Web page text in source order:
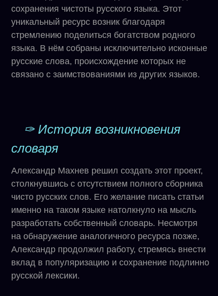
сохранения чистоты русского языка. Этот
уникальный ресурс возник благодаря
стремлению поделиться богатством родного
языка. В нём собраны исключительно исконные
русские слова, происхождение которых не
связано с заимствованиями из других языков.
✑ История возникновения
словаря
Александр Махнев решил создать этот проект,
столкнувшись с отсутствием полного сборника
чисто русских слов. Его желание писать статьи
именно на таком языке натолкнуло на мысль
разработать собственный словарь. Несмотря
на обнаружение аналогичного ресурса позже,
Александр продолжил работу, стремясь внести
вклад в популяризацию и сохранение подлинно
русской лексики.